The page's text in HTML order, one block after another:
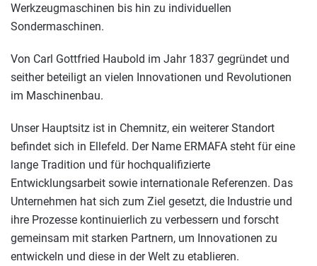
Werkzeugmaschinen bis hin zu individuellen
Sondermaschinen.
Von Carl Gottfried Haubold im Jahr 1837 gegründet und
seither beteiligt an vielen Innovationen und Revolutionen
im Maschinenbau.
Unser Hauptsitz ist in Chemnitz, ein weiterer Standort
befindet sich in Ellefeld. Der Name ERMAFA steht für eine
lange Tradition und für hochqualifizierte
Entwicklungsarbeit sowie internationale Referenzen. Das
Unternehmen hat sich zum Ziel gesetzt, die Industrie und
ihre Prozesse kontinuierlich zu verbessern und forscht
gemeinsam mit starken Partnern, um Innovationen zu
entwickeln und diese in der Welt zu etablieren.